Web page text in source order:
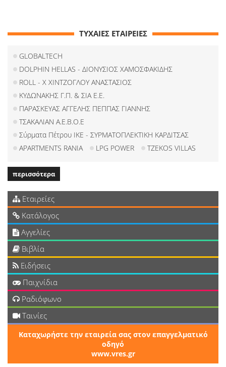
ΤΥΧΑΙΕΣ ΕΤΑΙΡΕΙΕΣ
GLOBALTECH
DOLPHIN HELLAS - ΔΙΟΝΥΣΙΟΣ ΧΑΜΟΣΦΑΚΙΔΗΣ
ROLL - X ΧΙΝΤΖΟΓΛΟΥ ΑΝΑΣΤΑΣΙΟΣ
ΚΥΔΩΝΑΚΗΣ Γ.Π. & ΣΙΑ Ε.Ε.
ΠΑΡΑΣΚΕΥΑΣ ΑΓΓΕΛΗΣ ΠΕΠΠΑΣ ΓΙΑΝΝΗΣ
ΤΣΑΚΑΛΙΑΝ A.E.B.O.E
Σύρματα Πέτρου ΙΚΕ - ΣΥΡΜΑΤΟΠΛΕΚΤΙΚΗ ΚΑΡΔΙΤΣΑΣ
APARTMENTS RANIA
LPG POWER TZEKOS VILLAS
περισσότερα
Εταιρείες
Κατάλογος
Αγγελίες
Βιβλία
Ειδήσεις
Παιχνίδια
Ραδιόφωνο
Ταινίες
Καταχωρήστε την εταιρεία σας στον επαγγελματικό
οδηγό
www.vres.gr